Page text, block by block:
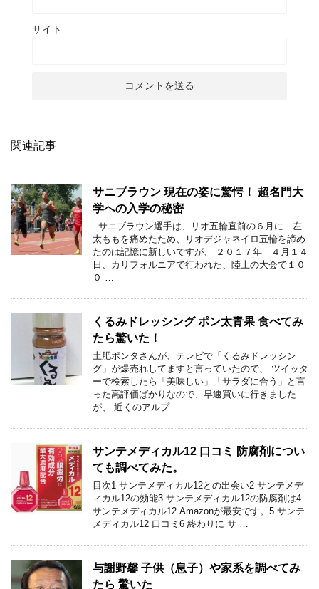
サイト
関連記事
サニブラウン 現在の姿に驚愕！ 超名門大
学への入学の秘密
サニブラウン選手は、リオ五輪直前の６月に 左
太ももを痛めたため、リオデジャネイロ五輪を諦め
たのは記憶に新しいですが、 ２０１７年 ４月１４
日、カリフォルニアで行われた、陸上の大会で１０
０ …
くるみドレッシング ポン太青果 食べてみ
たら驚いた！
土肥ポンタさんが、テレビで「くるみドレッシン
グ」が爆売れしてますと言っていたので、 ツイッタ
ーで検索したら「美味しい」「サラダに合う」と言
った高評価ばかりなので、早速買いに行きました
が、 近くのアルプ …
サンテメディカル12 口コミ 防腐剤につい
ても調べてみた。
目次1 サンテメディカル12との出会い2 サンテメデ
ィカル12の効能3 サンテメディカル12の防腐剤は4
サンテメディカル12 Amazonが最安です。5 サンテ
メディカル12 口コミ6 終わりに サ …
与謝野馨 子供（息子）や家系を調べてみ
たら 驚いた